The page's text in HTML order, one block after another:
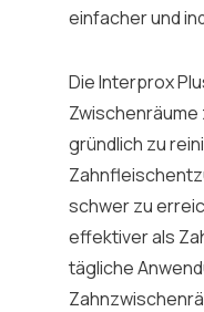
einfacher und
Die Interprox
gründlich zu
schwer zu
effektiver als
tägliche